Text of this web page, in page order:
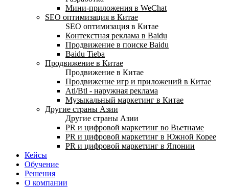
Мини-приложения в WeChat
SEO оптимизация в Китае
SEO оптимизация в Китае
Контекстная реклама в Baidu
Продвижение в поиске Baidu
Baidu Tieba
Продвижение в Китае
Продвижение в Китае
Продвижение игр и приложений в Китае
Atl/Btl - наружная реклама
Музыкальный маркетинг в Китае
Другие страны Азии
Другие страны Азии
PR и цифровой маркетинг во Вьетнаме
PR и цифровой маркетинг в Южной Корее
PR и цифровой маркетинг в Японии
Кейсы
Обучение
Решения
О компании